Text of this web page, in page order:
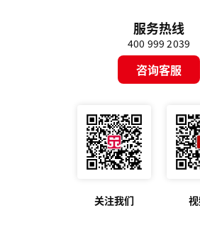
服务热线
400 999 2039
咨询客服
关注我们